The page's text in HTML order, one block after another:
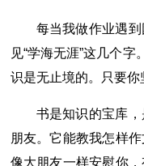
每当我做作业遇
见“学海无涯”这几个字
识是无止境的。只要你
书是知识的宝库
朋友。它能教我怎样
像大朋友一样安慰你